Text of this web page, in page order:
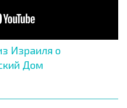
Израиля о
Дом